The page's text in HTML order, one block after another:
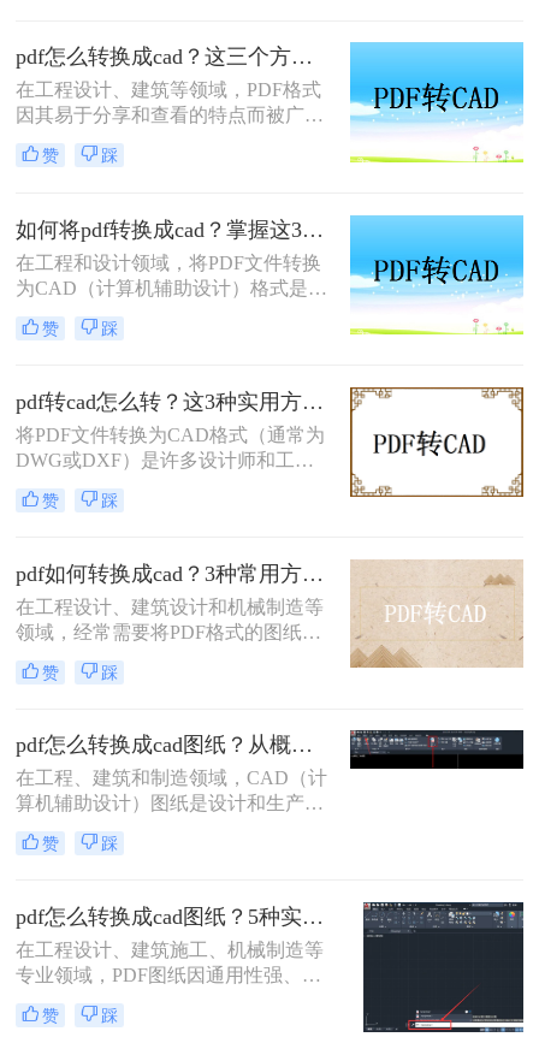
PDF 转换为 CAD 格式的需求非常普
遍，但这一过程可能会面临精度丢
失、图层混乱等问题。那么pdf如何转
换成cad格式呢？本文将详细介绍四种
常见的 PDF 转 CAD 方法，帮助您选
择最适合的解决方案。
pdf怎么转换成cad？这三个方法了解一下！
在工程设计、建筑等领域，PDF格式
因其易于分享和查看的特点而被广泛
用于存储图纸和技术文档。然而，为
了对这些图纸进行编辑或修改，通常
或DXF）。那么pdf怎么转换成cad
呢？本文将介绍三种实现这一目标的
方法。
赞 踩
如何将pdf转换成cad？掌握这3招就够了
在工程和设计领域，将PDF文件转换
为CAD（计算机辅助设计）格式是非
常常见的需求。这允许设计师们能够
编辑、修改原始设计图或将其集成到
cad呢？本文将介绍几种常用的方法来
实现这一转换。
赞 踩
pdf转cad怎么转？这3种实用方法试试看！
将PDF文件转换为CAD格式（通常为
DWG或DXF）是许多设计师和工程
师日常工作中的一部分。那么pdf转
cad怎么转呢？下面介绍几种常用的转
赞 踩
pdf如何转换成cad？3种常用方法详解！
在工程设计、建筑设计和机械制造等
领域，经常需要将PDF格式的图纸转
换为CAD格式（如DWG或DXF），
以便进行进一步的编辑、修改和优
将介绍几种常用的PDF转CAD的方
法。
赞 踩
pdf怎么转换成cad图纸？从概念到实体的高效方法全解析！
在工程、建筑和制造领域，CAD（计
算机辅助设计）图纸是设计和生产的
核心。然而，我们常常会遇到一个棘
手的问题：客户、合作方或早期项目
作为一种通用的浏览格式，完美地保
留了图形的“外观”，但它并非为编辑
而设计，其内部的矢量数据和图元信
息往往在转换中丢失或变得难以识
别。因此，将PDF准确、高效地转换
回可编辑的DWG或DXF等CAD格
赞 踩
pdf怎么转换成cad图纸？5种实测有效方法！
在工程设计、建筑施工、机械制造等
专业领域，PDF图纸因通用性强、防
篡改特性成为交付与存档的“标准语
言”。然而，当面临深化设计、BIM整
赞 踩